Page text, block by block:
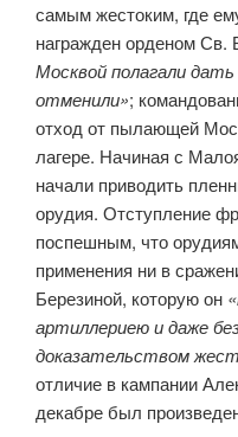
самым жестоким, где
награжден орденом Св.
Москвой полагали
отменили»;
отход от пылающей
лагере. Начиная с
начали приводить
орудия. Отступление
поспешным, что
применения ни в
Березиной, которую он
артиллериею и даже
доказательством
отличие в кампании
декабре был